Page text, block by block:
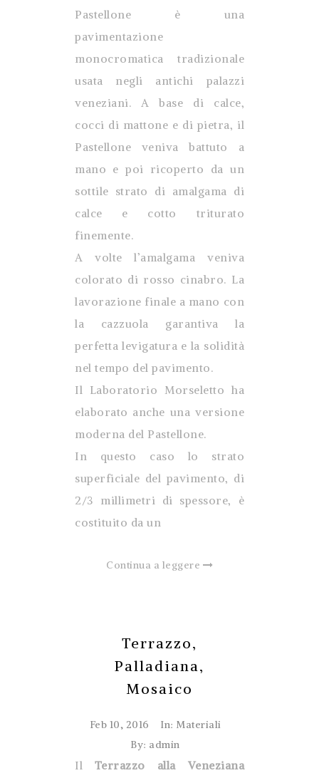
Pastellone è una
pavimentazione
monocromatica
tradizionale
usata negli antichi palazzi
veneziani. A base di calce,
cocci di mattone e di pietra, il
Pastellone veniva battuto a
mano e poi ricoperto da un
sottile strato di amalgama di
calce e cotto triturato
finemente.
A volte l’amalgama veniva
colorato di rosso cinabro. La
lavorazione finale a mano con
la cazzuola garantiva la
perfetta levigatura e la solidità
nel tempo del pavimento.
Il Laboratorio
Morseletto ha
elaborato anche una versione
moderna del Pastellone.
In questo caso lo strato
superficiale del pavimento, di
2/3 millimetri di spessore, è
costituito da un
Continua a leggere
Terrazzo,
Palladiana,
Mosaico
Feb 10, 2016 In: Materiali
By: admin
Il Terrazzo alla Veneziana